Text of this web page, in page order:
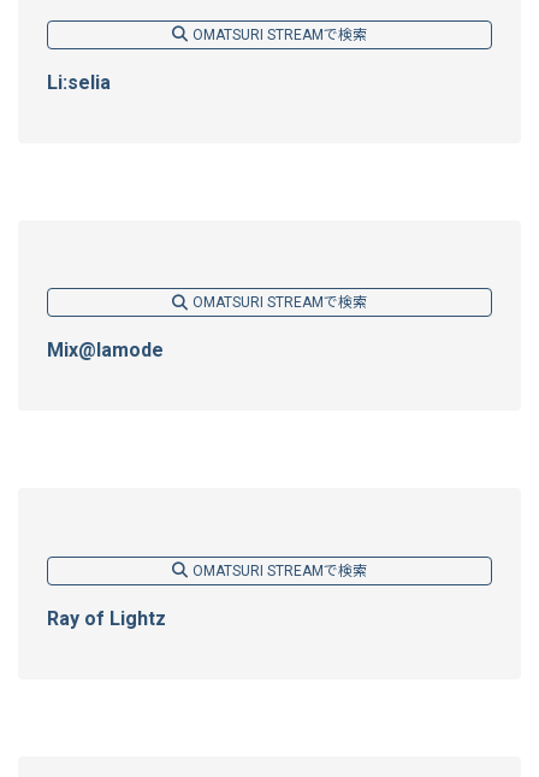
OMATSURI STREAMで検索
Li:selia
OMATSURI STREAMで検索
Mix@lamode
OMATSURI STREAMで検索
Ray of Lightz